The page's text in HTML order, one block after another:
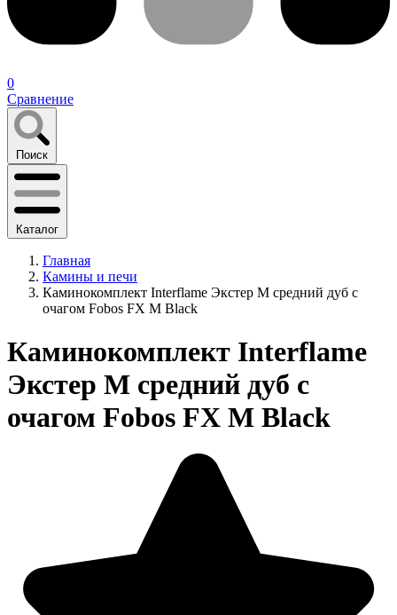
0
Сравнение
Поиск
Каталог
Главная
Камины и печи
Каминокомплект Interflame Экстер М средний дуб с
очагом Fobos FX M Black
Каминокомплект Interflame
Экстер М средний дуб с
очагом Fobos FX M Black